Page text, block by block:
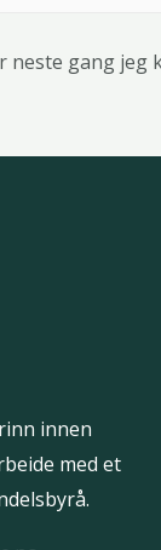
neste gang jeg
innen
med et